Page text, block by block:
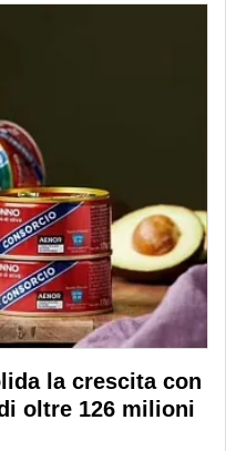
la crescita con
oltre 126 milioni